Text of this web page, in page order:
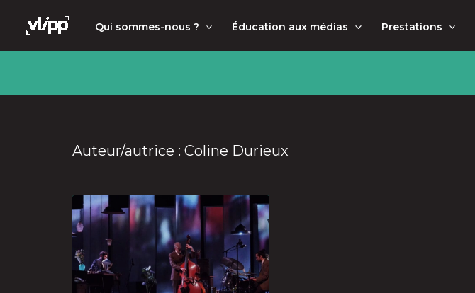
principal
Qui sommes-nous ? Éducation aux médias Prestations
Auteur/autrice : Coline Durieux